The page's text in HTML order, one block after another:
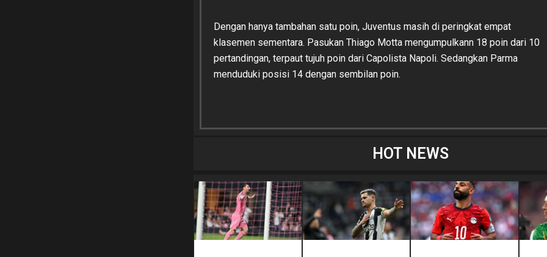
Dengan hanya tambahan satu poin, Juventus masih di peringkat empat
klasemen sementara. Pasukan Thiago Motta mengumpulkann 18 poin dari 10
pertandingan, terpaut tujuh poin dari Capolista Napoli. Sedangkan Parma
menduduki posisi 14 dengan sembilan poin.
HOT NEWS